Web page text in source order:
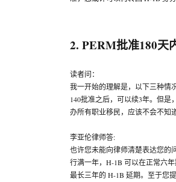
2. PERM批准180天
读者问：
我一开始的理解是，以下三种情
140批准之后，可以续3年。但
办所有职业移民，应该不会不知
李亚伦律师答:
也许您未能向律师清楚表达您的
行满一年，H-1B 可以在正常六
最长三年的 H-1B 延期。至于您